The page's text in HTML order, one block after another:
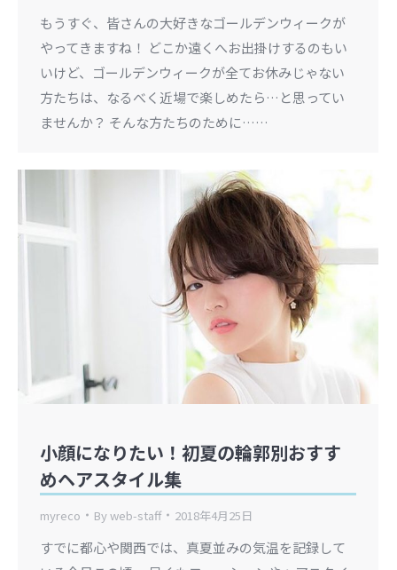
もうすぐ、皆さんの大好きなゴールデンウィークが
やってきますね！ どこか遠くへお出掛けするのもい
いけど、ゴールデンウィークが全てお休みじゃない
方たちは、なるべく近場で楽しめたら…と思ってい
ませんか？ そんな方たちのために……
小顔になりたい！初夏の輪郭別おすす
めヘアスタイル集
myreco Byweb-staff 2018年4月25日
すでに都心や関西では、真夏並みの気温を記録して